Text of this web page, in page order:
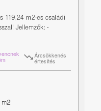
119,24 m2-es családi
Jellemzők: -
Árcsökkenés
értesítés
m2